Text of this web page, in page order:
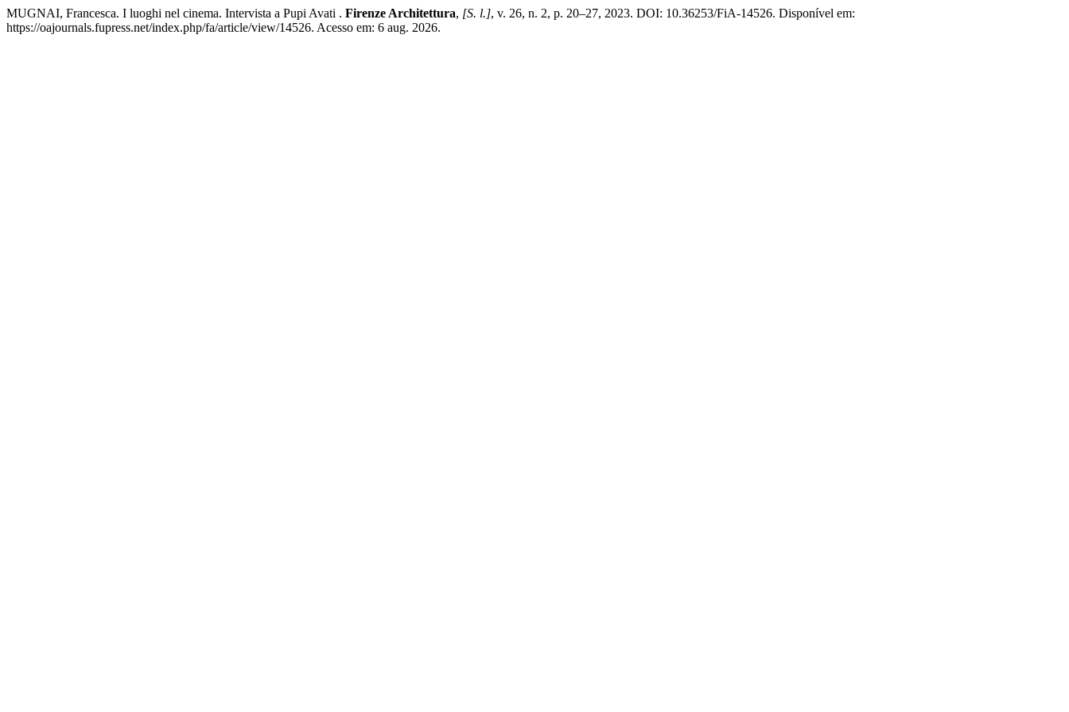
MUGNAI, Francesca. I luoghi nel cinema. Intervista a Pupi Avati . Firenze Architettura, [S. l.], v. 26, n. 2, p. 20–27, 2023. DOI: 10.36253/FiA-14526. Disponível em:
https://oajournals.fupress.net/index.php/fa/article/view/14526. Acesso em: 6 aug. 2026.